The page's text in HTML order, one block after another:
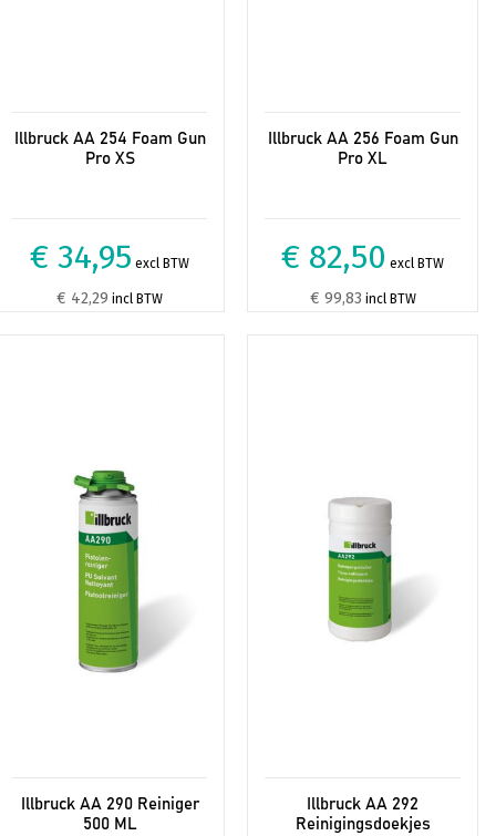
Illbruck AA 254 Foam Gun
Pro XS
€ 34,95 excl BTW
€ 42,29 incl BTW
Illbruck AA 256 Foam Gun
Pro XL
€ 82,50 excl BTW
€ 99,83 incl BTW
Illbruck AA 290 Reiniger
500 ML
Illbruck AA 292
Reinigingsdoekjes